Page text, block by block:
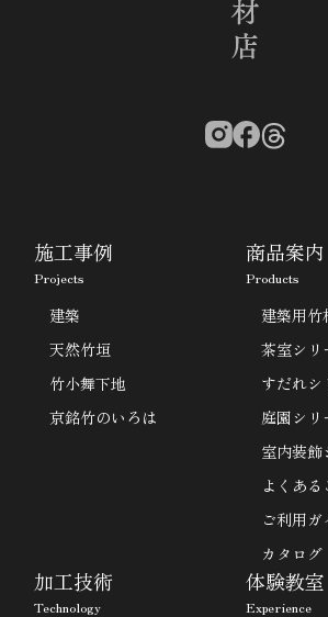
施工事例
Projects
建築
天然竹垣
竹小舞下地
京銘竹のいろは
商品案内
Products
建築用竹
茶室シリ
すだれシ
庭園シリ
室内装飾
よくある
ご利用ガ
カタログ
加工技術
Technology
体験教室
Experience